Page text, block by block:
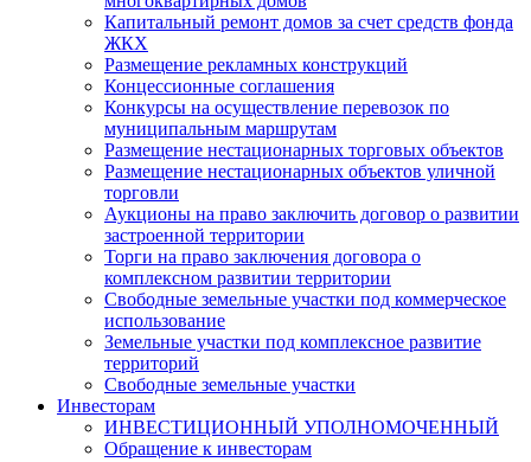
Капитальный ремонт домов за счет средств фонда
ЖКХ
Размещение рекламных конструкций
Концессионные соглашения
Конкурсы на осуществление перевозок по
муниципальным маршрутам
Размещение нестационарных торговых объектов
Размещение нестационарных объектов уличной
торговли
Аукционы на право заключить договор о развитии
застроенной территории
Торги на право заключения договора о
комплексном развитии территории
Свободные земельные участки под коммерческое
использование
Земельные участки под комплексное развитие
территорий
Свободные земельные участки
Инвесторам
ИНВЕСТИЦИОННЫЙ УПОЛНОМОЧЕННЫЙ
Обращение к инвесторам